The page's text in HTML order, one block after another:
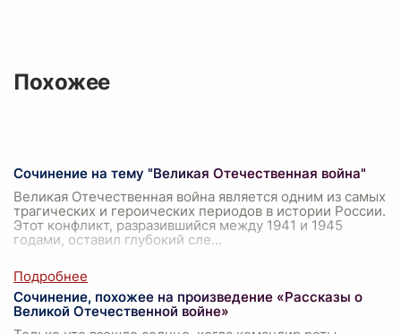
Похожее
Сочинение на тему "Великая Отечественная война"
Великая Отечественная война является одним из самых
трагических и героических периодов в истории России.
Этот конфликт, разразившийся между 1941 и 1945
годами, оставил глубокий сле...
Сочинение, похожее на произведение «Рассказы о
Великой Отечественной войне»